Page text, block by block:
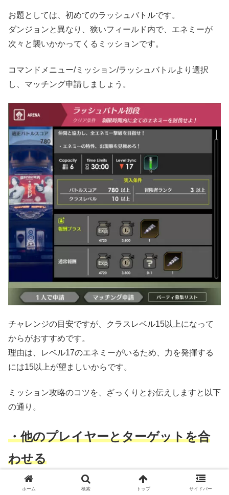
お題としては、初めてのラッシュバトルです。
ダンジョンと異なり、狭いフィールド内で、エネミーが
次々と襲いかかってくるミッションです。
コマンドメニュー/ミッション/ラッシュバトルより選択
し、マッチング申請しましょう。
チャレンジの目安ですが、クラスレベル15以上になって
からがおすすめです。
理由は、レベル17のエネミーがいるため、力を発揮する
には15以上が望ましいからです。
ミッション攻略のコツを、ざっくりとお伝えしますと以下
の通り。
・他のプレイヤーとターゲットを合
わせる
いわゆる「タゲ合わせ」です。
早くエネミーの数を減らした方が、何かと有利に展開でき
ホーム 検索 トップ サイドバー